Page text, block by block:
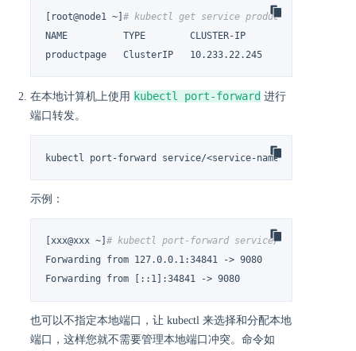
[root@node1 ~]# kubectl get service productpage -n
NAME          TYPE        CLUSTER-IP      EXTERNAL-IP
productpage   ClusterIP   10.233.22.245   <none>
在本地计算机上使用 kubectl port-forward 进行
端口转发。
kubectl port-forward service/<service-name> <local-
示例：
[xxx@xxx ~]# kubectl port-forward service/productpage
Forwarding from 127.0.0.1:34841 -> 9080
Forwarding from [::1]:34841 -> 9080
也可以不指定本地端口，让 kubectl 来选择和分配本地
端口，这样您就不需要管理本地端口冲突。命令如